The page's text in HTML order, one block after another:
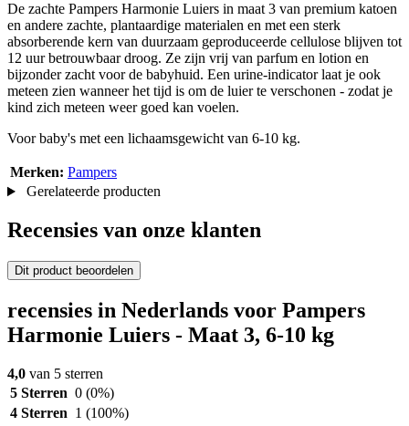
De zachte Pampers Harmonie Luiers in maat 3 van premium katoen
en andere zachte, plantaardige materialen en met een sterk
absorberende kern van duurzaam geproduceerde cellulose blijven tot
12 uur betrouwbaar droog. Ze zijn vrij van parfum en lotion en
bijzonder zacht voor de babyhuid. Een urine-indicator laat je ook
meteen zien wanneer het tijd is om de luier te verschonen - zodat je
kind zich meteen weer goed kan voelen.
Voor baby's met een lichaamsgewicht van 6-10 kg.
Merken: Pampers
Gerelateerde producten
Recensies van onze klanten
Dit product beoordelen
recensies in Nederlands voor Pampers
Harmonie Luiers - Maat 3, 6-10 kg
4,0 van 5 sterren
5 Sterren 0 (0%)
4 Sterren 1 (100%)